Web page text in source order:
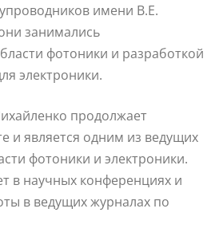
имени В.Е.
занимались
фотоники и разработкой
электроники.
продолжает
и является одним из ведущих
фотоники и электроники.
в научных конференциях и
в ведущих журналах по